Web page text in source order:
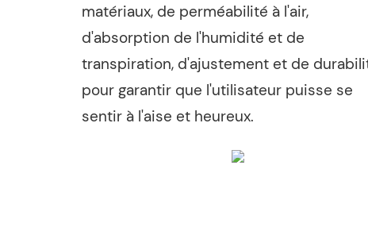
matériaux, de perméabilité à l'air,
d'absorption de l'humidité et de
transpiration, d'ajustement et de
pour garantir que l'utilisateur puisse se
sentir à l'aise et heureux.